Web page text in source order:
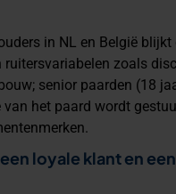
in NL en België
zoals
senior paarden (18
het paard wordt
loyale klant en